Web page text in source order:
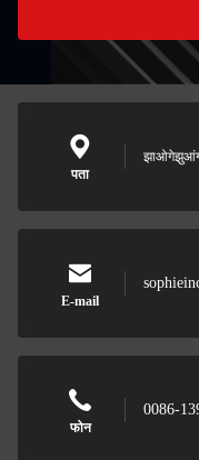
पता
झाओगेझुआंग
E-mail
फोन
0086-